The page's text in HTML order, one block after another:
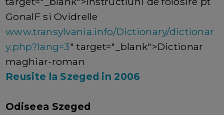
GonalF si Ovidrelle
www.transylvania.info/Dictionary/dictionar
y.php?lang=3" target="_blank">Dictionar
maghiar-roman
Reusite la Szeged in 2006
Odiseea Szeged